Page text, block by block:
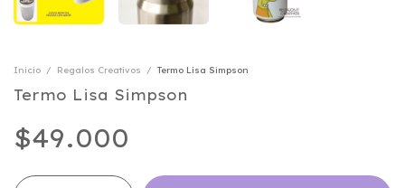
Inicio / Regalos Creativos / Termo Lisa Simpson
Termo Lisa Simpson
$49.000